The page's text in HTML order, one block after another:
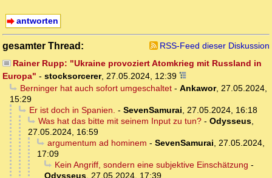
antworten
gesamter Thread:
RSS-Feed dieser Diskussion
Rainer Rupp: "Ukraine provoziert Atomkrieg mit Russland in
Europa" - stocksorcerer, 27.05.2024, 12:39
Berninger hat auch sofort umgeschaltet- Ankawor, 27.05.2024,
15:29
Er ist doch in Spanien. - SevenSamurai, 27.05.2024, 16:18
Was hat das bitte mit seinem Input zu tun?- Odysseus,
27.05.2024, 16:59
argumentum ad hominem - SevenSamurai, 27.05.2024,
17:09
Kein Angriff, sondern eine subjektive Einschätzung -
Odysseus, 27.05.2024, 17:39